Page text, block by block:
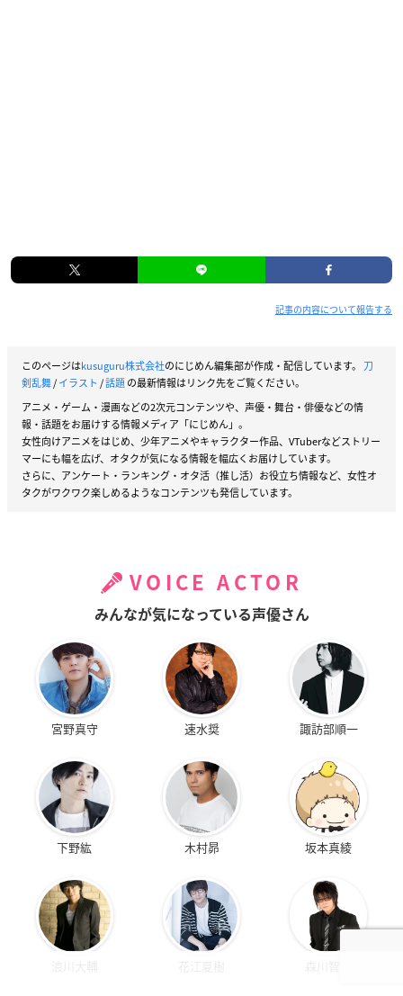
記事の内容について報告する
このページはkusuguru株式会社のにじめん編集部が作成・配信しています。 刀
剣乱舞/イラスト /話題の最新情報はリンク先をご覧ください。
アニメ・ゲーム・漫画などの2次元コンテンツや、声優・舞台・俳優などの情
報・話題をお届けする情報メディア「にじめん」。
女性向けアニメをはじめ、少年アニメやキャラクター作品、VTuberなどストリー
マーにも幅を広げ、オタクが気になる情報を幅広くお届けしています。
さらに、アンケート・ランキング・オタ活（推し活）お役立ち情報など、女性オ
タクがワクワク楽しめるようなコンテンツも発信しています。
VOICE ACTOR
みんなが気になっている声優さん
宮野真守 速水奨 諏訪部順一
下野紘 木村昴 坂本真綾